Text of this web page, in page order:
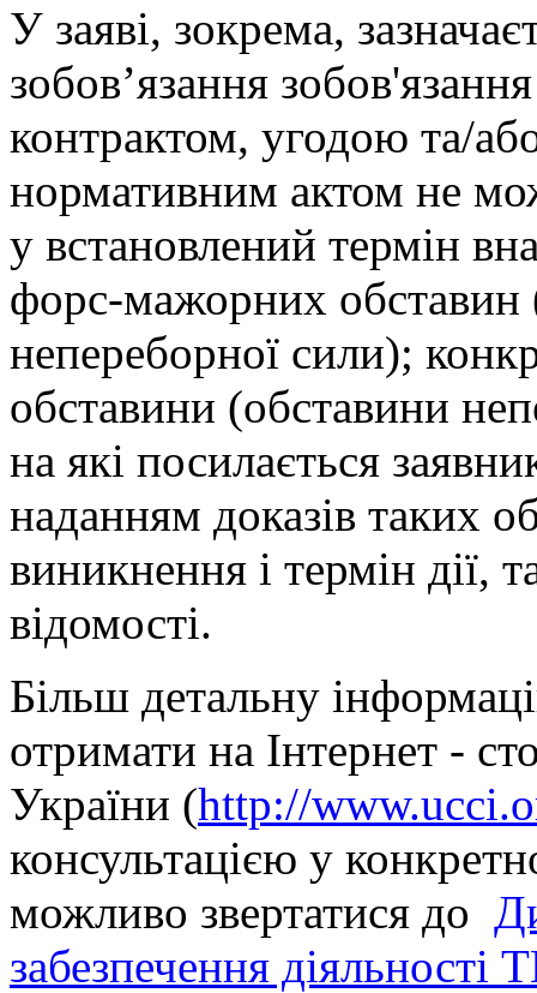
У заяві, зокрема,
зобов’язання
контрактом, угодою та/
нормативним актом не
у встановлений термін
форс-мажорних обставин
непереборної сили);
обставини (обставини
на які посилається
наданням доказів таких
виникнення і термін дії,
відомості.
Більш детальну
отримати на Інтернет -
України (http://
консультацією у
можливо звертатися до
забезпечення діяльності